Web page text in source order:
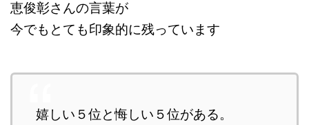
恵俊彰さんの言葉が
今でもとても印象的に残っています
嬉しい５位と悔しい５位がある。